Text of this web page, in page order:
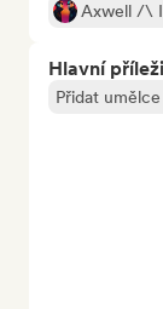
Axwell /\
Hlavní
Přidat